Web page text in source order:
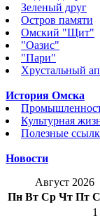
Зеленый друг
Остров памяти
Омский "Щит"
"Оазис"
"Пари"
Хрустальный
История Омска
Культурная
Полезные
Новости
Август 2026
Пн Вт Ср Чт Пт
1